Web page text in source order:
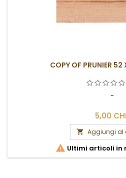
COPY OF PRUNIER
-
5,00
 Aggiungi al
 Ultimi articoli in